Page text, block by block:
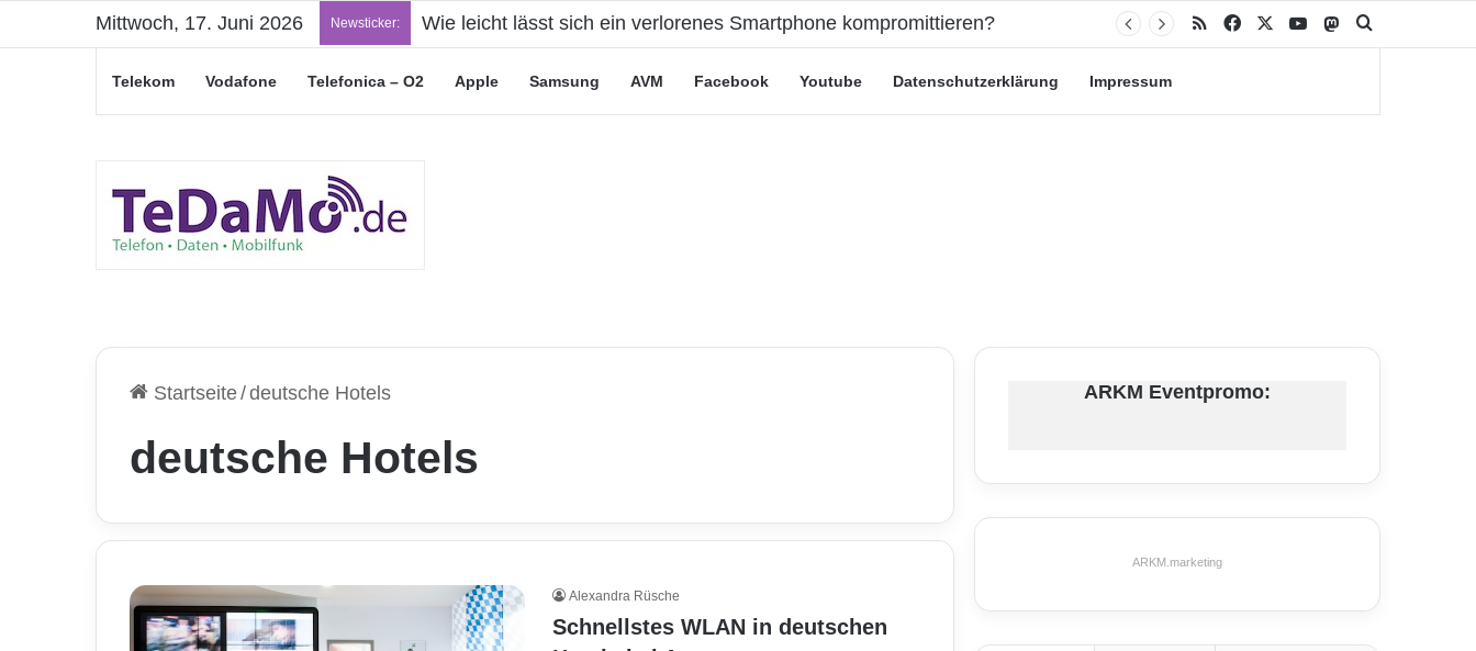
Mittwoch, 17. Juni 2026 Newsticker: Wie leicht lässt sich ein verlorenes Smartphone kompromittieren? RSS Facebook YouTubeMastodon
Telekom Vodafone Telefonica – O2 Apple Samsung AVM Facebook Youtube Datenschutzerklärung Impressum
Startseite/deutsche Hotels
deutsche Hotels
Alexandra Rüsche
Schnellstes WLAN in deutschen
ARKM Eventpromo:
ARKM.marketing